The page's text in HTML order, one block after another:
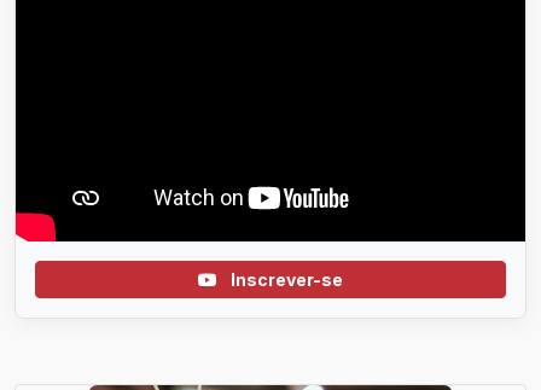
Inscrever-se